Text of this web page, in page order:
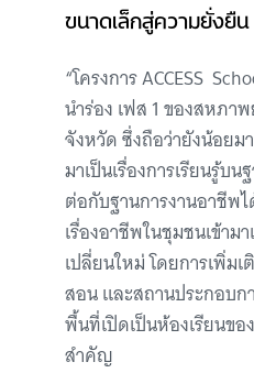
ขนาดเล็กสู่ความยั่งยืน
“โครงการ ACCESS
นำร่อง เฟส 1 ของสหภา
จังหวัด ซึ่งถือว่ายังน้อย
มาเป็นเรื่องการเรียนรู้บ
ต่อกับฐานการงานอาชีพ
เรื่องอาชีพในชุมชนเข้าม
เปลี่ยนใหม่ โดยการเพิ่ม
สอน และสถานประกอบ
พื้นที่เปิดเป็นห้องเรียนข
สำคัญ